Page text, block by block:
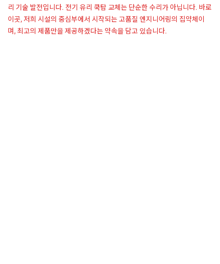
리 기술 발전입니다. 전기 유리 쿡탑 교체는 단순한 수리가 아닙니다. 바로
이곳, 저희 시설의 중심부에서 시작되는 고품질 엔지니어링의 집약체이
며, 최고의 제품만을 제공하겠다는 약속을 담고 있습니다.